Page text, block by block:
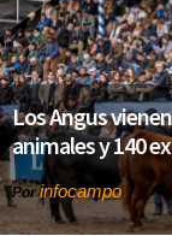
Los Angus
animales y 140
Porinfocampo